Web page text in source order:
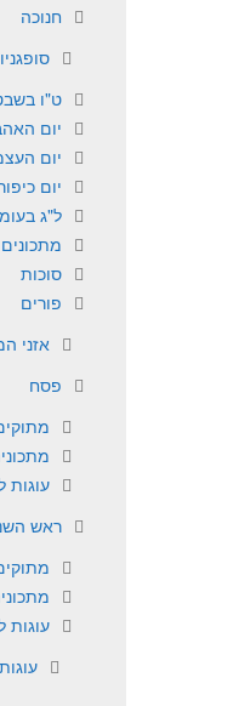
חנוכה
ט"ו
יום
יום
יום
ל"ג
סוכות
פורים
אזני
פסח
עוגות
ראש